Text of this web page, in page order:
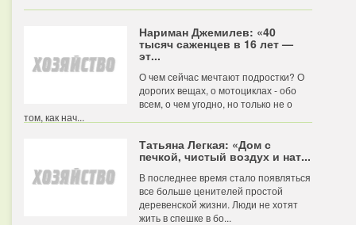
Нариман Джемилев: «40
тысяч саженцев в 16 лет —
эт...
О чем сейчас мечтают подростки? О
дорогих вещах, о мотоциклах - обо
всем, о чем угодно, но только не о
том, как нач...
Татьяна Легкая: «Дом с
печкой, чистый воздух и нат...
В последнее время стало появляться
все больше ценителей простой
деревенской жизни. Люди не хотят
жить в спешке в бо...